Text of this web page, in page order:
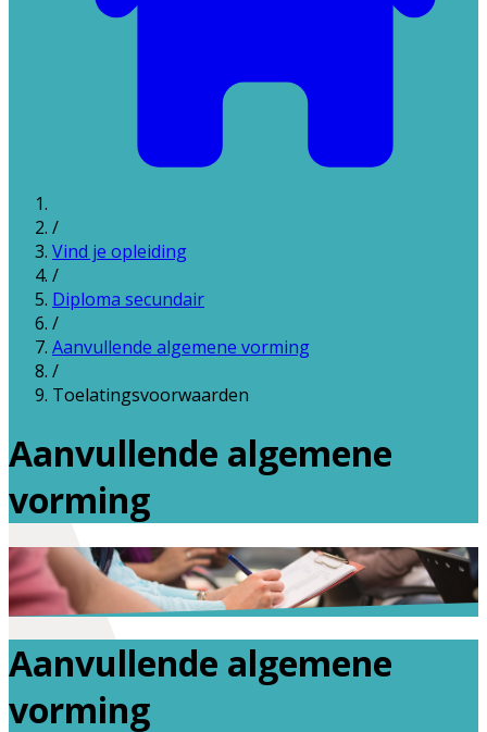
/
Vind je opleiding
/
Diploma secundair
/
Aanvullende algemene vorming
/
Toelatingsvoorwaarden
Aanvullende algemene
vorming
Aanvullende algemene
vorming